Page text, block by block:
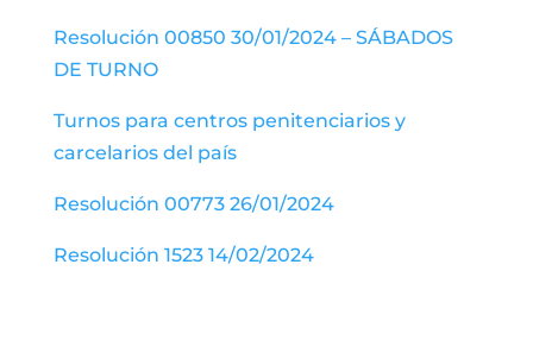
Resolución 00850 30/01/2024 – SÁBADOS
DE TURNO
Turnos para centros penitenciarios y
carcelarios del país
Resolución 00773 26/01/2024
Resolución 1523 14/02/2024